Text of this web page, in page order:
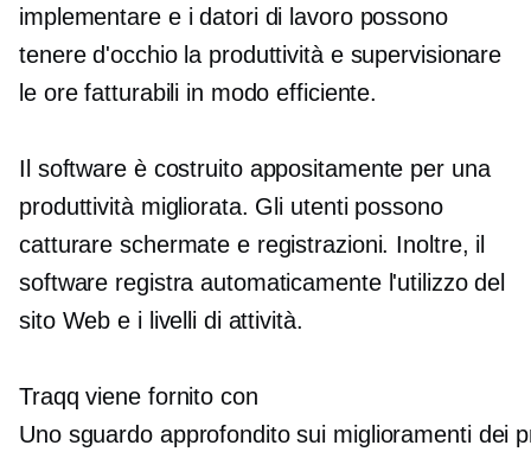
implementare e i datori di lavoro possono
tenere d'occhio la produttività e supervisionare
le ore fatturabili in modo efficiente.
Il software è costruito appositamente per una
produttività migliorata. Gli utenti possono
catturare schermate e registrazioni. Inoltre, il
software registra automaticamente l'utilizzo del
sito Web e i livelli di attività.
Traqq viene fornito con
Uno sguardo approfondito sui miglioramenti dei